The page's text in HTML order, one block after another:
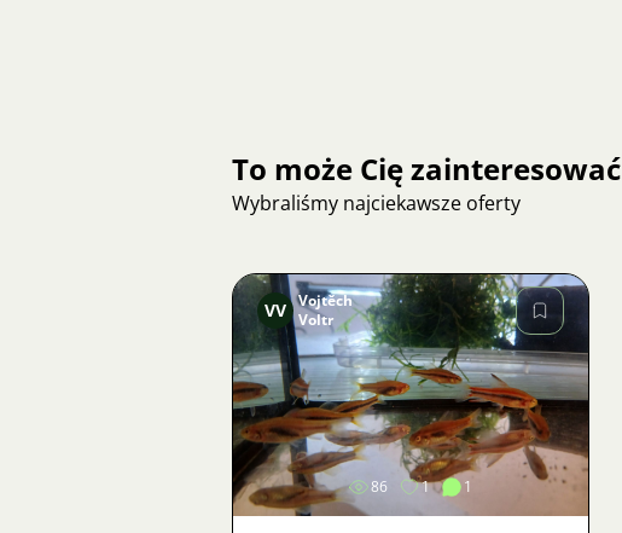
To może Cię zainteresować
Wybraliśmy najciekawsze oferty
Zdjęcie
VV Vojtěch
Voltr
86 1 1